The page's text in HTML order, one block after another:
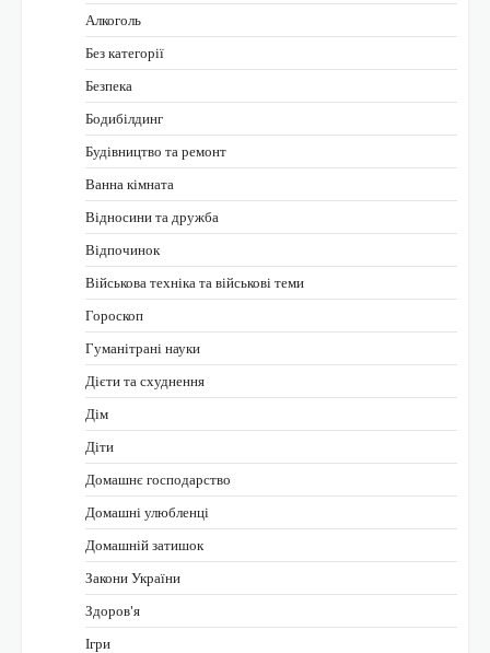
Алкоголь
Без категорії
Безпека
Бодибілдинг
Будівництво та ремонт
Ванна кімната
Відносини та дружба
Відпочинок
Військова техніка та військові теми
Гороскоп
Гуманітрані науки
Дієти та схуднення
Дім
Діти
Домашнє господарство
Домашні улюбленці
Домашній затишок
Закони України
Здоров'я
Ігри